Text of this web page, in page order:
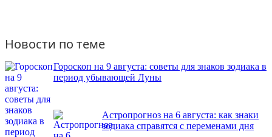
Новости по теме
Гороскоп на 9 августа: советы для знаков зодиака в
период убывающей Луны
Астропрогноз на 6 августа: как знаки
зодиака справятся с переменами дня